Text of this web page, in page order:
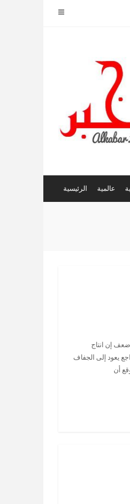
الرئيسية عالمية
تراجع يعود إلى الجفاف